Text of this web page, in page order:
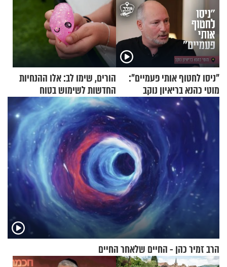
"ניסו לחטוף אותי פעמיים":
מוטי כהנא בריאיון נוקב
הורים, שימו לב: אלו ההנחיות
החדשות לשימוש בטוח
בסקווישי לאחר מקרי אשפוז
הרב זמיר כהן - החיים שלאחר החיים